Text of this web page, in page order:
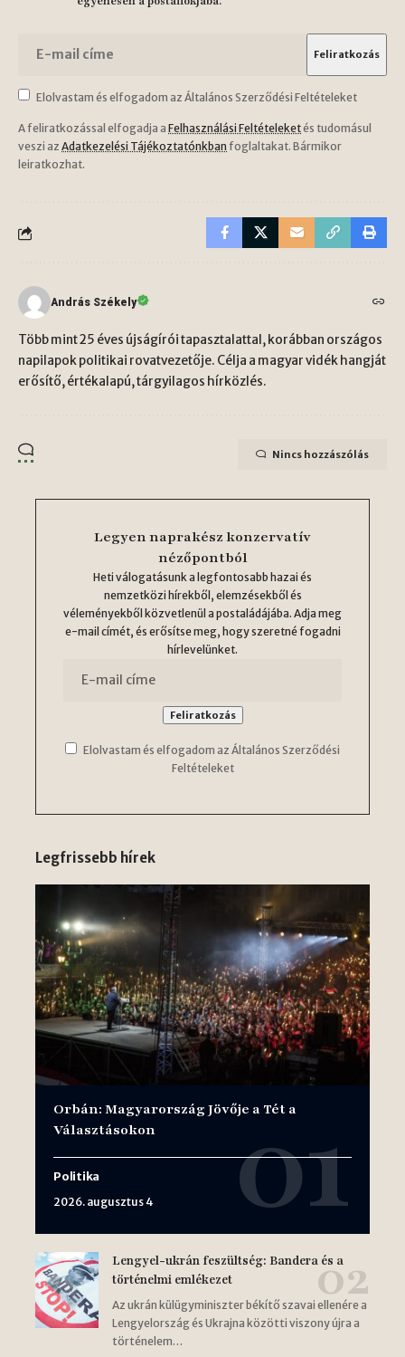
Elolvastam és elfogadom az Általános Szerződési Feltételeket
A feliratkozással elfogadja a Felhasználási Feltételeketés tudomásul
veszi az Adatkezelési Tájékoztatónkban foglaltakat. Bármikor
leiratkozhat.
András Székely
Több mint 25 éves újságírói tapasztalattal, korábban országos
napilapok politikai rovatvezetője. Célja a magyar vidék hangját
erősítő, értékalapú, tárgyilagos hírközlés.
Nincs hozzászólás
Legyen naprakész konzervatív
nézőpontból
Heti válogatásunk a legfontosabb hazai és
nemzetközi hírekből, elemzésekből és
véleményekből közvetlenül a postaládájába. Adja meg
e-mail címét, és erősítse meg, hogy szeretné fogadni
hírlevelünket.
Elolvastam és elfogadom az Általános Szerződési
Feltételeket
Legfrissebb hírek
Orbán: Magyarország Jövője a Tét a
Választásokon
Politika
2026. augusztus 4
Lengyel-ukrán feszültség: Bandera és a
történelmi emlékezet
Az ukrán külügyminiszter békítő szavai ellenére a
Lengyelország és Ukrajna közötti viszony újra a
történelem…